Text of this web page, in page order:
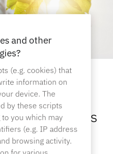
da casa
móvel
de mercadorias
criando um
e mais
and other
(e.g. cookies) that
information on
device. The
by these scripts
you which may
(e.g. IP address
browsing activity.